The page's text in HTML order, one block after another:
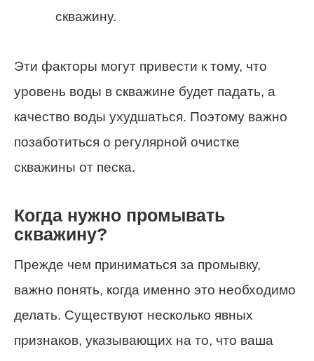
скважину.
Эти факторы могут привести к тому, что
уровень воды в скважине будет падать, а
качество воды ухудшаться. Поэтому важно
позаботиться о регулярной очистке
скважины от песка.
Когда нужно промывать
скважину?
Прежде чем приниматься за промывку,
важно понять, когда именно это необходимо
делать. Существуют несколько явных
признаков, указывающих на то, что ваша